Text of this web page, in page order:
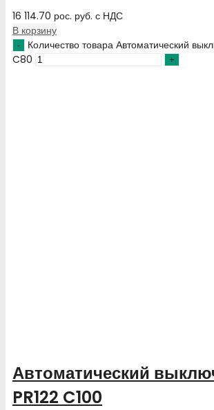
16 114.70 рос. руб. с НДС
В корзину
Количество товара Автоматический
C80
Автоматический
PR122 C100